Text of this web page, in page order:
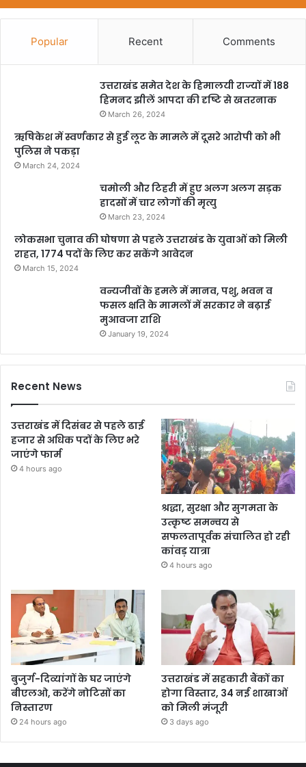
Popular Recent Comments
उत्तराखंड समेत देश के हिमालयी राज्यों में 188
हिमनद झीलें आपदा की दृष्टि से खतरनाक
March 26, 2024
ऋषिकेश में स्वर्णकार से हुई लूट के मामले में दूसरे आरोपी को भी
पुलिस ने पकड़ा
March 24, 2024
चमोली और टिहरी में हुए अलग अलग सड़क
हादसों में चार लोगों की मृत्यु
March 23, 2024
लोकसभा चुनाव की घोषणा से पहले उत्तराखंड के युवाओं को मिली
राहत, 1774 पदों के लिए कर सकेंगे आवेदन
March 15, 2024
वन्यजीवों के हमले में मानव, पशु, भवन व
फसल क्षति के मामलों में सरकार ने बढ़ाई
मुआवजा राशि
January 19, 2024
Recent News
उत्तराखंड में दिसंबर से पहले ढाई
हजार से अधिक पदों के लिए भरे
जाएंगे फार्म
4 hours ago
श्रद्धा, सुरक्षा और सुगमता के
उत्कृष्ट समन्वय से
सफलतापूर्वक संचालित हो रही
कांवड़ यात्रा
4 hours ago
बुजुर्ग-दिव्यांगों के घर जाएंगे
बीएलओ, करेंगे नोटिसों का
निस्तारण
24 hours ago
उत्तराखंड में सहकारी बैंकों का
होगा विस्तार, 34 नई शाखाओं
को मिली मंजूरी
3 days ago